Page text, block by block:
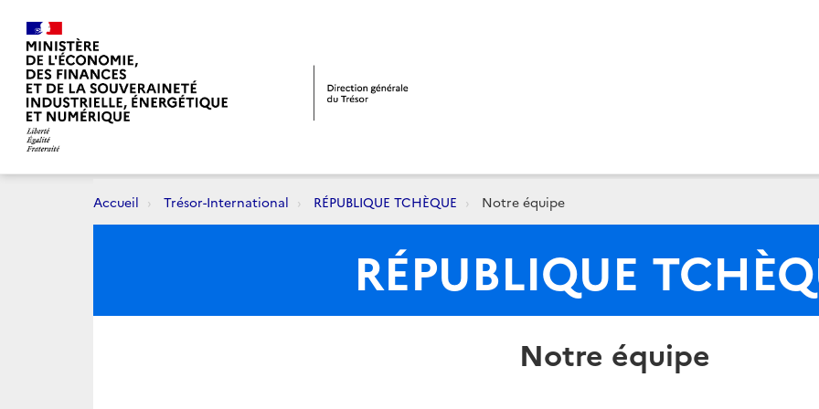
Accueil Trésor-International RÉPUBLIQUE TCHÈQUE Notre équipe
RÉPUBLIQUE
Notre équipe